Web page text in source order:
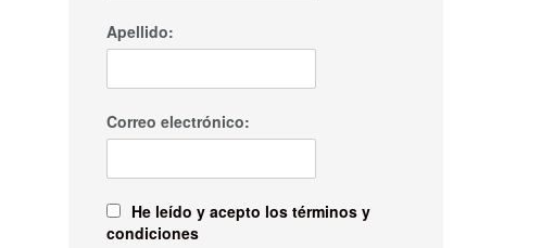
Apellido:
Correo electrónico:
He leído y acepto los términos y
condiciones